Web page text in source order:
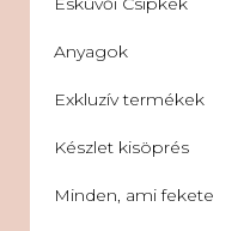
Anyagok
Exkluzív termékek
Készlet kisöprés
Minden, ami fekete